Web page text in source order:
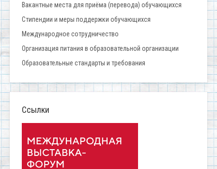
Вакантные места для приёма (перевода) обучающихся
Стипендии и меры поддержки обучающихся
Международное сотрудничество
Организация питания в образовательной организации
Образовательные стандарты и требования
Ссылки